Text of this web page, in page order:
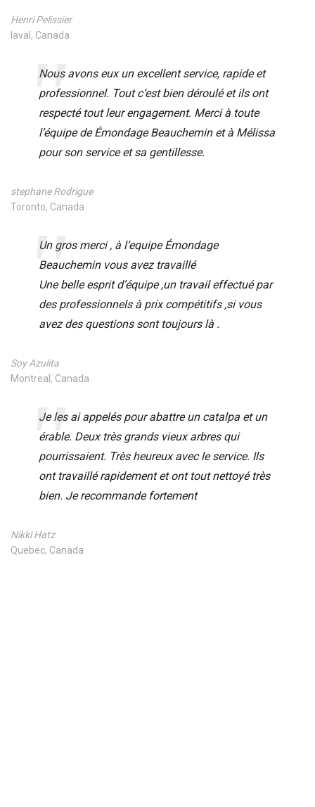
Henri Pelissier
laval, Canada
Nous avons eux un excellent service, rapide et
professionnel. Tout c’est bien déroulé et ils ont
respecté tout leur engagement. Merci à toute
l’équipe de Émondage Beauchemin et à Mélissa
pour son service et sa gentillesse.
stephane Rodrigue
Toronto, Canada
Un gros merci , à l’equipe Émondage
Beauchemin vous avez travaillé
Une belle esprit d’équipe ,un travail effectué par
des professionnels à prix compétitifs ,si vous
avez des questions sont toujours là .
Soy Azulita
Montreal, Canada
Je les ai appelés pour abattre un catalpa et un
érable. Deux très grands vieux arbres qui
pourrissaient. Très heureux avec le service. Ils
ont travaillé rapidement et ont tout nettoyé très
bien. Je recommande fortement
Nikki Hatz
Quebec, Canada